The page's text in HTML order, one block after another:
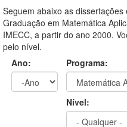
Seguem abaixo as
Graduação em Matemática
IMECC, a partir do ano 2000.
pelo nível.
Ano:
Programa:
Nível: